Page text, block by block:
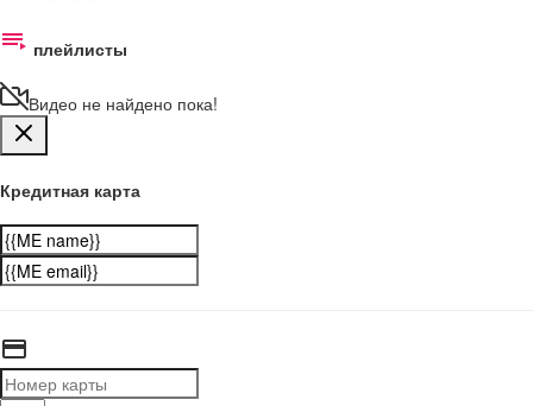
плейлисты
Видео не найдено пока!
Кредитная карта